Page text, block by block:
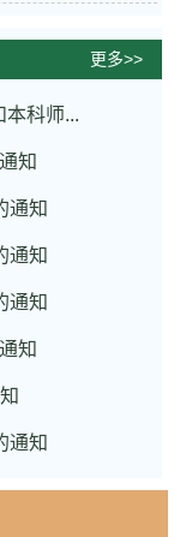
更多>>
本科师...
知
通知
通知
通知
知
通知